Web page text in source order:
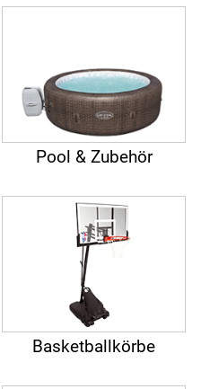
Pool & Zubehör
Basketballkörbe